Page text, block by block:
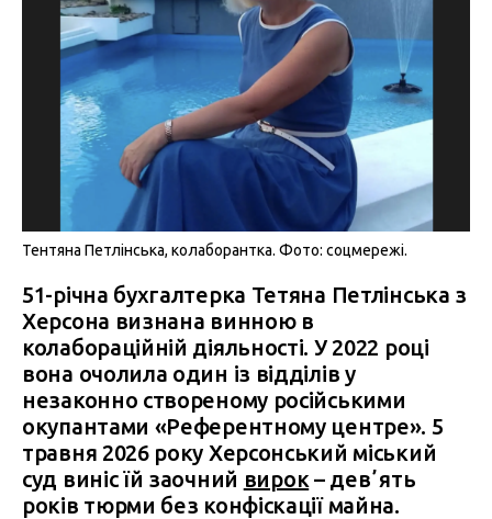
Тентяна Петлінська, колаборантка. Фото: соцмережі.
51-річна бухгалтерка Тетяна Петлінська з
Херсона визнана винною в
колабораційній діяльності. У 2022 році
вона очолила один із відділів у
незаконно створеному російськими
окупантами «Референтному центре». 5
травня 2026 року Херсонський міський
суд виніс їй заочний вирок – девʼять
років тюрми без конфіскації майна.